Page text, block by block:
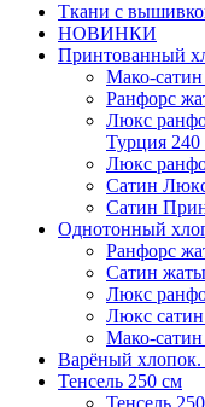
Ткани с
НОВИНКИ
Принтованный
Мако-
Ранфорс
Люкс
Турция 240
Люкс
Сатин
Cатин
Однотонный
Ранфорс
Сатин
Люкс
Люкс
Мако-
Варёный
Тенсель 250 см
Тенсель